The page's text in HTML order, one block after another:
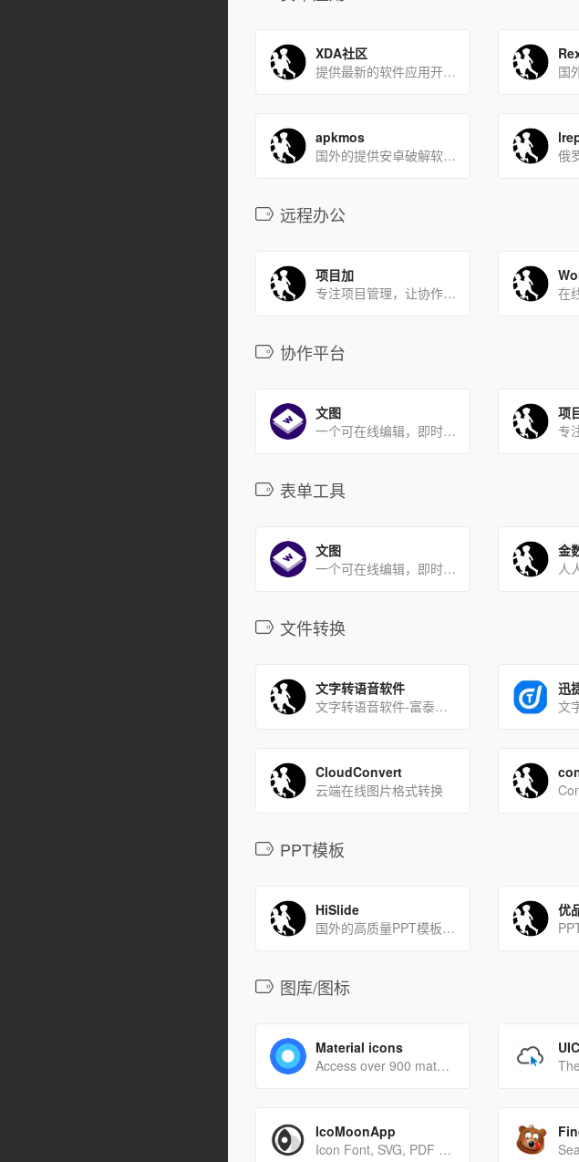
XDA社区
提供最新的软件应用开发、破解方法以及刷机包
国
apkmos
国外的提供安卓破解软件游戏
远程办公
项目加
专注项目管理，让协作更高效
协作平台
文图
一个可在线编辑，即时生成数据报告的工具
项
表单工具
文图
一个可在线编辑，即时生成数据报告的工具
金
人
文件转换
文字转语音软件
文字转语音软件-富泰科，免费转换
迅
文
CloudConvert
云端在线图片格式转换
PPT模板
HiSlide
国外的高质量PPT模板下载网站。这个模板网站数量多，质量高，而且每周都会更新。
优
图库/图标
Material icons
Access over 900 material system icons, available in a variety of sizes and densities, and as a web font.
IcoMoonApp
Icon Font, SVG, PDF & PNG Generator